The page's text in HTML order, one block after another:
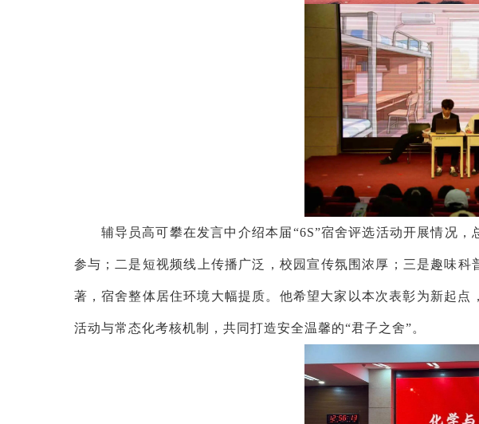
辅导员高可攀在发言中介绍本届“6S”宿舍评选活动开展情况
参与；二是短视频线上传播广泛，校园宣传氛围浓厚；三是趣味
著，宿舍整体居住环境大幅提质。他希望大家以本次表彰为新起
活动与常态化考核机制，共同打造安全温馨的“君子之舍”。